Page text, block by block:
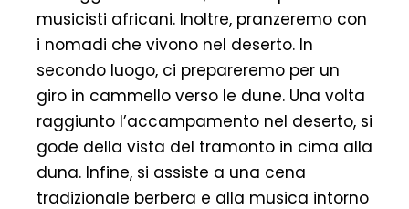
musicisti africani. Inoltre, pranzeremo con
i nomadi che vivono nel deserto. In
secondo luogo, ci prepareremo per un
giro in cammello verso le dune. Una volta
raggiunto l’accampamento nel deserto, si
gode della vista del tramonto in cima alla
duna. Infine, si assiste a una cena
tradizionale berbera e alla musica intorno